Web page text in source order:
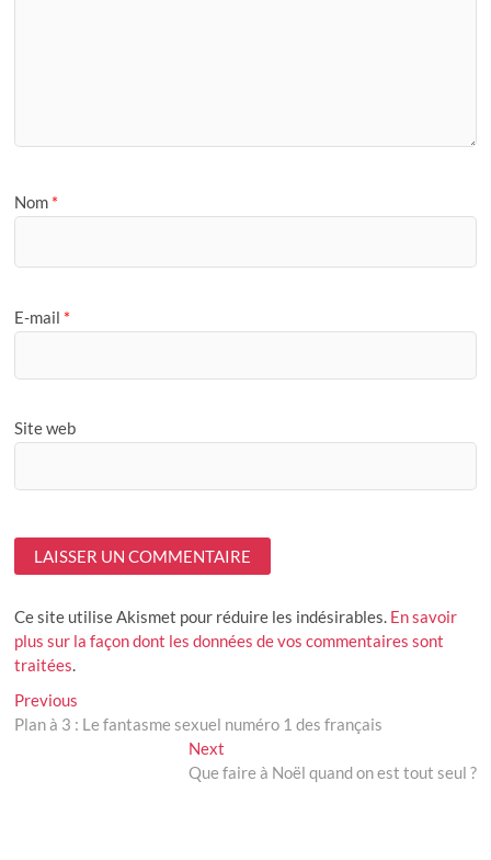
Nom *
E-mail *
Site web
Ce site utilise Akismet pour réduire les indésirables. En savoir
plus sur la façon dont les données de vos commentaires sont
traitées.
Navigation
de
Previous
post:
Plan à 3 : Le fantasme sexuel numéro 1 des français
NextNext
post:
Que faire à Noël quand on est tout seul ?